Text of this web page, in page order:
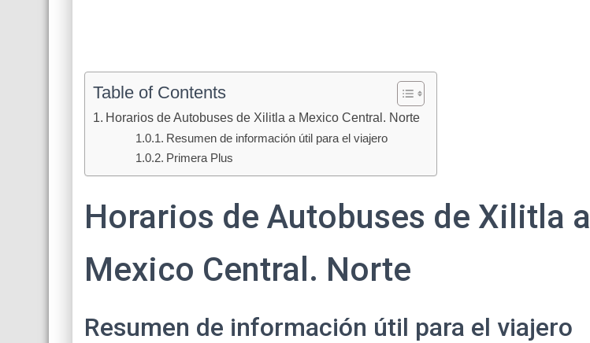
Table of Contents
Horarios de Autobuses de Xilitla a Mexico Central. Norte
Resumen de información útil para el viajero
Primera Plus
Horarios de Autobuses de Xilitla a
Mexico Central. Norte
Resumen de información útil para el viajero